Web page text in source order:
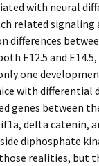
with neural
related signaling
differences
E12.5 and
one
with differential
genes between
delta catenin,
diphosphate
realities, but